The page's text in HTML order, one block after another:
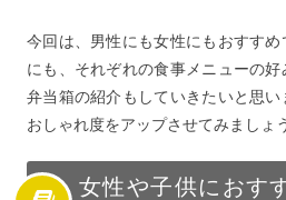
今回は、男性にも女性にもおすす
にも、それぞれの食事メニューの
弁当箱の紹介もしていきたいと思
おしゃれ度をアップさせてみましょ
女性や子供におす